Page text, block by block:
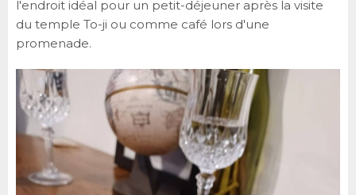
l'endroit idéal pour un petit-déjeuner après la visite
du temple To-ji ou comme café lors d'une
promenade.